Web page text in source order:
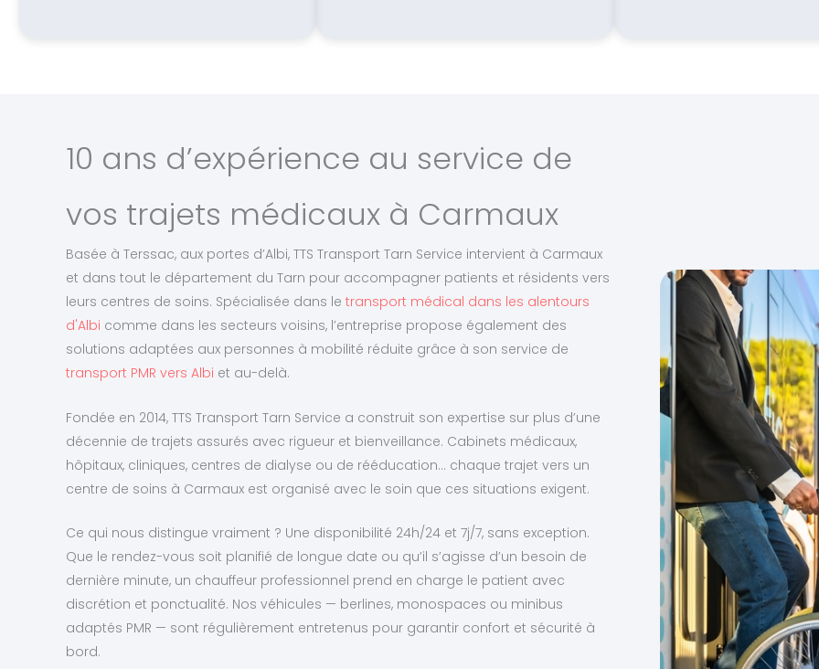
10 ans d’expérience au service de
vos trajets médicaux à Carmaux
Basée à Terssac, aux portes d’Albi, TTS Transport Tarn Service intervient à Carmaux
et dans tout le département du Tarn pour accompagner patients et résidents vers
leurs centres de soins. Spécialisée dans le transport médical dans les alentours
d'Albi comme dans les secteurs voisins, l’entreprise propose également des
solutions adaptées aux personnes à mobilité réduite grâce à son service de
transport PMR vers Albi et au-delà.
Fondée en 2014, TTS Transport Tarn Service a construit son expertise sur plus d’une
décennie de trajets assurés avec rigueur et bienveillance. Cabinets médicaux,
hôpitaux, cliniques, centres de dialyse ou de rééducation… chaque trajet vers un
centre de soins à Carmaux est organisé avec le soin que ces situations exigent.
Ce qui nous distingue vraiment ? Une disponibilité 24h/24 et 7j/7, sans exception.
Que le rendez-vous soit planifié de longue date ou qu’il s’agisse d’un besoin de
dernière minute, un chauffeur professionnel prend en charge le patient avec
discrétion et ponctualité. Nos véhicules — berlines, monospaces ou minibus
adaptés PMR — sont régulièrement entretenus pour garantir confort et sécurité à
bord.